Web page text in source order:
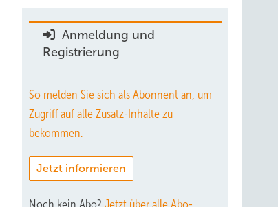
Anmeldung und
Registrierung
So melden Sie sich als Abonnent an, um
Zugriff auf alle Zusatz-Inhalte zu
bekommen.
Jetzt informieren
Noch kein Abo? Jetzt über alle Abo-